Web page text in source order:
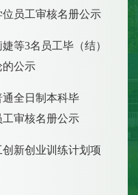
员工审核名册公示
等3名员工毕（结）
的公示
通全日制本科毕
工审核名册公示
创新创业训练计划项